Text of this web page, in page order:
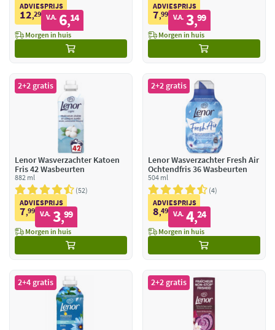
ADVIESPRIJS
12,29 V.A. 6,14
Morgen in huis
ADVIESPRIJS
7,99 V.A. 3,99
Morgen in huis
2+2 gratis
Lenor Wasverzachter Katoen
Fris 42 Wasbeurten
882 ml
52
ADVIESPRIJS
7,99 V.A. 3,99
Morgen in huis
2+2 gratis
Lenor Wasverzachter Fresh Air
Ochtendfris 36 Wasbeurten
504 ml
4
ADVIESPRIJS
8,49 V.A. 4,24
Morgen in huis
2+4 gratis 2+2 gratis